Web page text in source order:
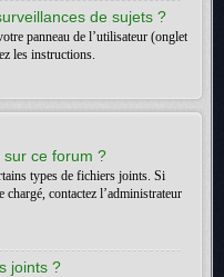
de sujets ?
panneau de l’utilisateur (onglet
les instructions.
sur ce forum ?
types de fichiers joints. Si
chargé, contactez l’administrateur
joints ?